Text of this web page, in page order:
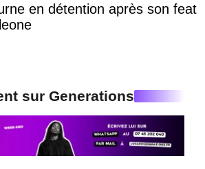
en détention après son feat
sur Generations